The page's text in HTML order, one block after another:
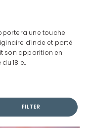
une touche
d’Inde et porté
son apparition en
18 e...
FILTER